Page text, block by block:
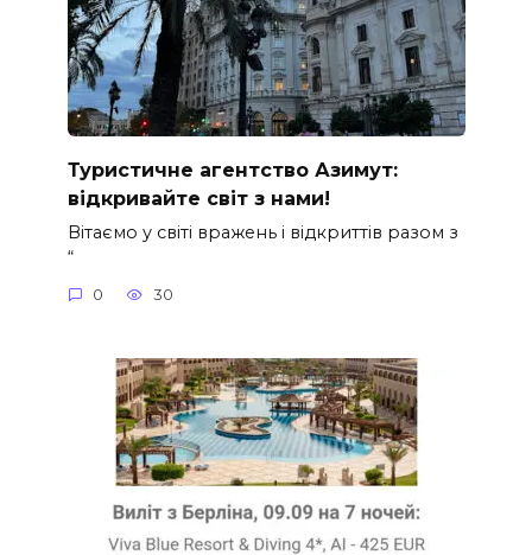
Туристичне агентство Азимут:
відкривайте світ з нами!
Вітаємо у світі вражень і відкриттів разом з
“
0 30